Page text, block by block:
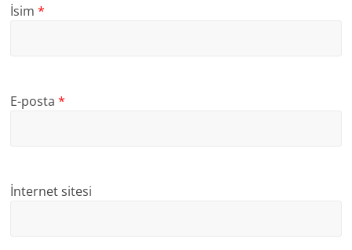
İsim*
E-posta*
İnternet sitesi